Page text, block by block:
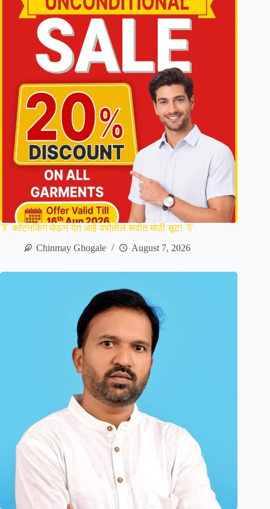
👔 कॉटनकिंग घेऊन येत आहे वर्षातील सर्वात मोठी सूट! 👔
Chinmay Ghogale
August 7, 2026